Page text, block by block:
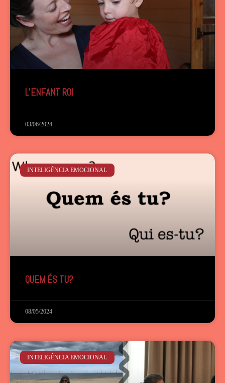
L’ENFANT ROI
03/06/2024
INTELIGÊNCIA EMOCIONAL
QUEM ÉS TU?
08/05/2024
INTELIGÊNCIA EMOCIONAL